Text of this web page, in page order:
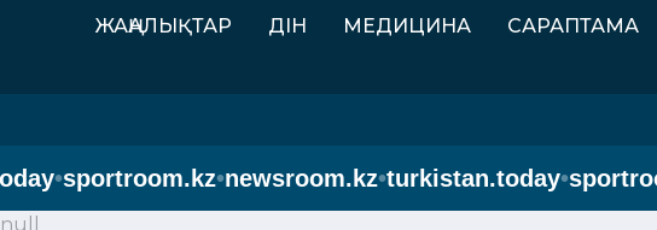
ЖАҢАЛЫҚТАР ДІН МЕДИЦИНА САРАПТАМА
•sportroom.kz•newsroom.kz•turkistan.today•
null